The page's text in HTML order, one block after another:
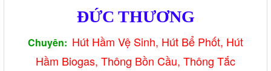
ĐỨC THƯƠNG
Chuyên: Hút Hầm Vệ Sinh, Hút Bể Phốt, Hút
Hầm Biogas, Thông Bồn Cầu, Thông Tắc